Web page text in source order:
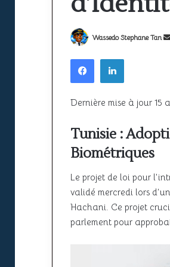
Wassedo Stephane Tan
FacebookLinkedin
Dernière mise à jour 15
Tunisie :
Biométriques
Le projet de loi pour
validé mercredi lors
Hachani. Ce projet
parlement pour
Espace aérien africain : la sécurité